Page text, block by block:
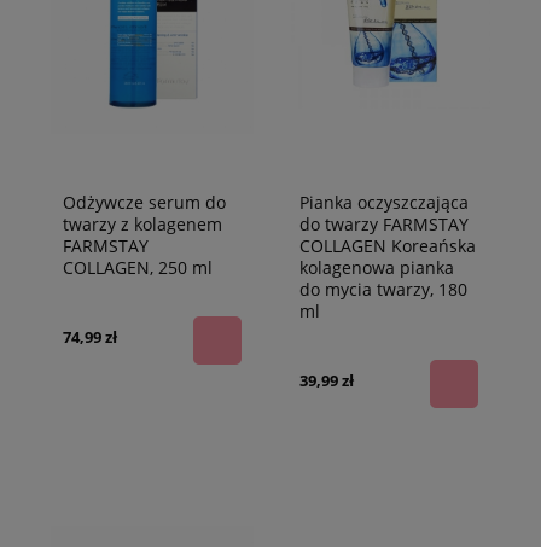
Odżywcze serum do
twarzy z kolagenem
FARMSTAY
COLLAGEN, 250 ml
74,99 zł
Pianka oczyszczająca
do twarzy FARMSTAY
COLLAGEN Koreańska
kolagenowa pianka
do mycia twarzy, 180
ml
39,99 zł